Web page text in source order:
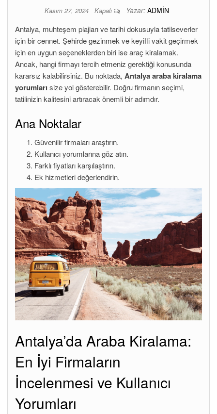
Kasım 27, 2024 Kapalı Yazar: ADMIN
Antalya, muhteşem plajları ve tarihi dokusuyla tatilseverler
için bir cennet. Şehirde gezinmek ve keyifli vakit geçirmek
için en uygun seçeneklerden biri ise araç kiralamak.
Ancak, hangi firmayı tercih etmeniz gerektiği konusunda
kararsız kalabilirsiniz. Bu noktada, Antalya araba kiralama
yorumları size yol gösterebilir. Doğru firmanın seçimi,
tatilinizin kalitesini artıracak önemli bir adımdır.
Ana Noktalar
Güvenilir firmaları araştırın.
Kullanıcı yorumlarına göz atın.
Farklı fiyatları karşılaştırın.
Ek hizmetleri değerlendirin.
Antalya’da Araba Kiralama:
En İyi Firmaların
İncelenmesi ve Kullanıcı
Yorumları